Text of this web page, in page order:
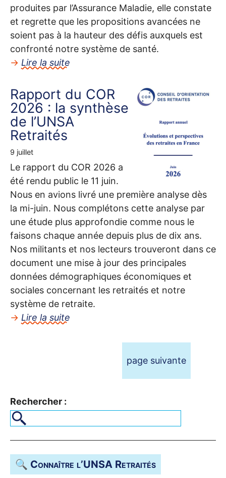
produites par l’Assurance Maladie, elle constate
et regrette que les propositions avancées ne
soient pas à la hauteur des défis auxquels est
confronté notre système de santé.
→ Lire la suite
Rapport du COR
2026 : la synthèse
de l’UNSA
Retraités
9 juillet
Le rapport du COR 2026 a
été rendu public le 11 juin.
Nous en avions livré une première analyse dès
la mi-juin. Nous complétons cette analyse par
une étude plus approfondie comme nous le
faisons chaque année depuis plus de dix ans.
Nos militants et nos lecteurs trouveront dans ce
document une mise à jour des principales
données démographiques économiques et
sociales concernant les retraités et notre
système de retraite.
→ Lire la suite
page suivante
Rechercher :
🔍 Connaître l’UNSA Retraités